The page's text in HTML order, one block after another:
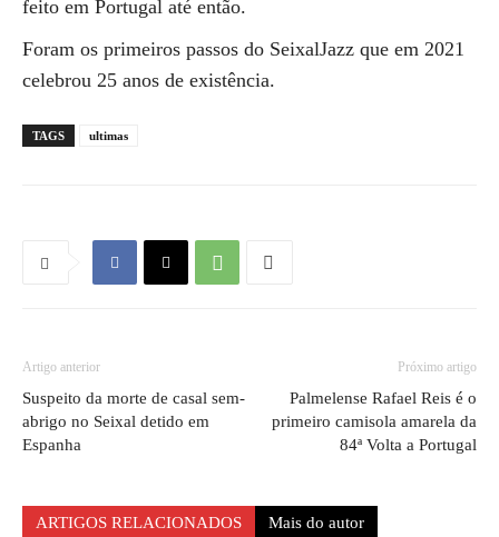
feito em Portugal até então.
Foram os primeiros passos do SeixalJazz que em 2021
celebrou 25 anos de existência.
TAGS ultimas
Artigo anterior
Suspeito da morte de casal sem-
abrigo no Seixal detido em
Espanha
Próximo artigo
Palmelense Rafael Reis é o
primeiro camisola amarela da
84ª Volta a Portugal
ARTIGOS RELACIONADOS Mais do autor